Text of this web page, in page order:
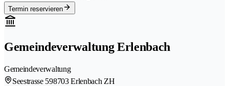
Termin reservieren
Gemeindeverwaltung Erlenbach
Gemeindeverwaltung
Seestrasse 598703 Erlenbach ZH